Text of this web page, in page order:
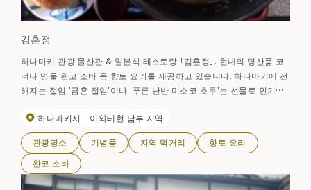
김혼정
하나마키 관광 물산관 & 일본식 레스토랑 「김혼정」. 현내의 명산품 코
너나 명물 완코 소바 등 향토 요리를 제공하고 있습니다. 하나마키에 전
해지는 절임 '금혼 절임'이나 '푸른 난반 미소코 호두'는 선물로 인기입
하나마키시
이와테현 남부 지역
관광명소 기념품 지역 먹거리
향토 요리
완코 소바